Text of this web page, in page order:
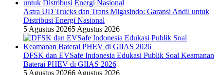
Astra UD Trucks dan Trans Migasindo: Garansi Andil untuk
Distribusi Energi Nasional
5 Agustus 20265 Agustus 2026
DFSK dan EVSafe Indonesia Edukasi Publik Soal Keamanan
Baterai PHEV di GIIAS 2026
5 Agustus 20266 Agustus 2026